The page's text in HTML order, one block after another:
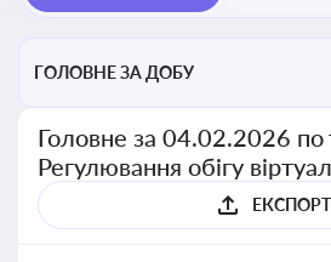
ГОЛОВНЕ ЗА ДОБУ
Головне за 04.02.2026 по
Регулювання обігу
ЕКСПОРТ